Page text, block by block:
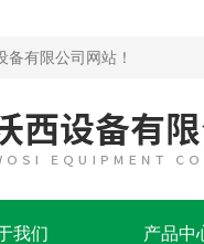
有限公司网站！
我们 产品中